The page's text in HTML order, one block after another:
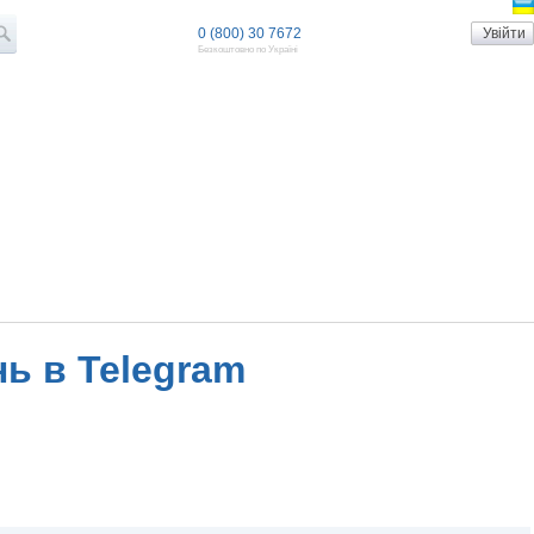
0 (800) 30 7672
Безкоштовно по Україні
в Telegram